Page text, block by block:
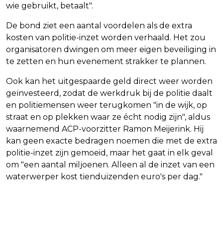
wie gebruikt, betaalt".
De bond ziet een aantal voordelen als de extra
kosten van politie-inzet worden verhaald. Het zou
organisatoren dwingen om meer eigen beveiliging in
te zetten en hun evenement strakker te plannen.
Ook kan het uitgespaarde geld direct weer worden
geïnvesteerd, zodat de werkdruk bij de politie daalt
en politiemensen weer terugkomen "in de wijk, op
straat en op plekken waar ze écht nodig zijn", aldus
waarnemend ACP-voorzitter Ramon Meijerink. Hij
kan geen exacte bedragen noemen die met de extra
politie-inzet zijn gemoeid, maar het gaat in elk geval
om "een aantal miljoenen. Alleen al de inzet van een
waterwerper kost tienduizenden euro's per dag."